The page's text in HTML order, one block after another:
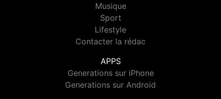
Musique
Sport
Lifestyle
Contacter la rédac
APPS
Generations sur iPhone
Generations sur Android